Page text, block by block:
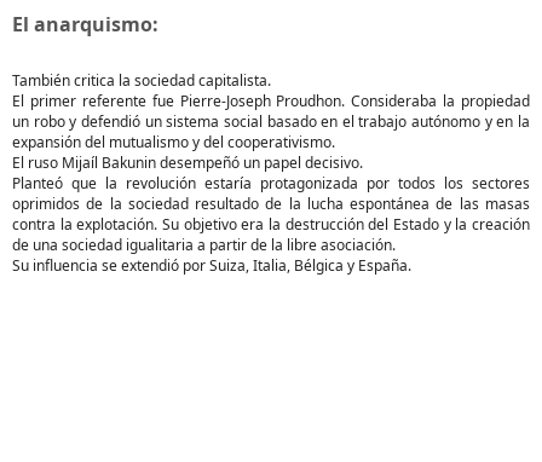
El anarquismo:
También critica la sociedad capitalista.
El primer referente fue Pierre-Joseph Proudhon. Consideraba la propiedad
un robo y defendió un sistema social basado en el trabajo autónomo y en la
expansión del mutualismo y del cooperativismo.
El ruso Mijaíl Bakunin desempeñó un papel decisivo.
Planteó que la revolución estaría protagonizada por todos los sectores
oprimidos de la sociedad resultado de la lucha espontánea de las masas
contra la explotación. Su objetivo era la destrucción del Estado y la creación
de una sociedad igualitaria a partir de la libre asociación.
Su influencia se extendió por Suiza, Italia, Bélgica y España.